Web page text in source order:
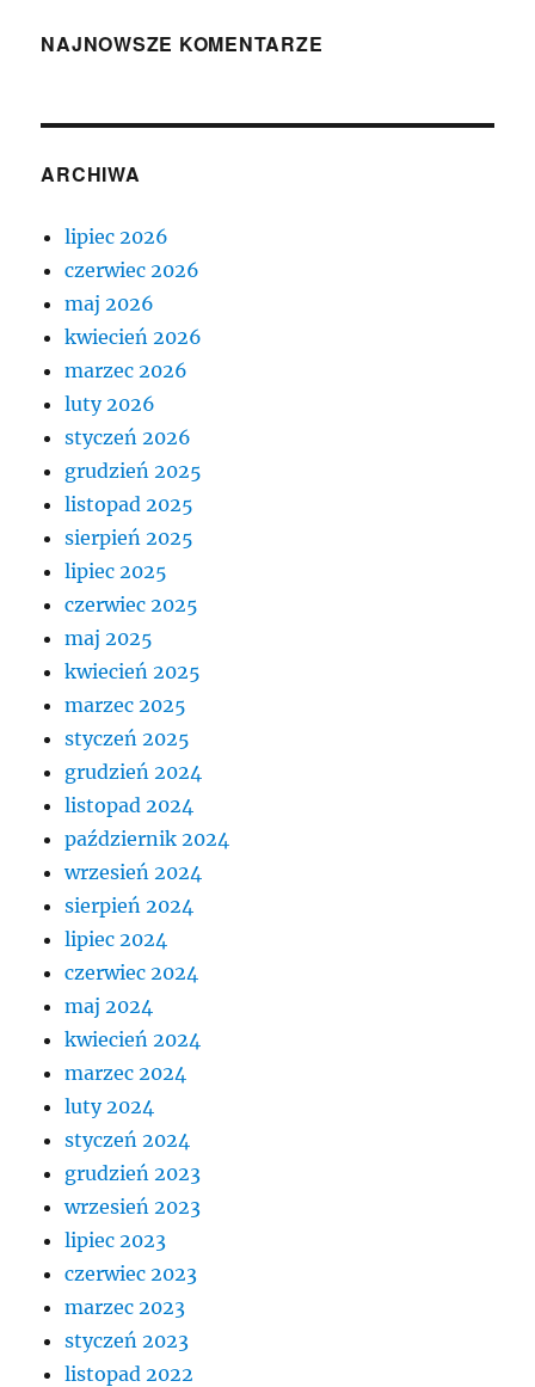
NAJNOWSZE KOMENTARZE
ARCHIWA
lipiec 2026
czerwiec 2026
maj 2026
kwiecień 2026
marzec 2026
luty 2026
styczeń 2026
grudzień 2025
listopad 2025
sierpień 2025
lipiec 2025
czerwiec 2025
maj 2025
kwiecień 2025
marzec 2025
styczeń 2025
grudzień 2024
listopad 2024
październik 2024
wrzesień 2024
sierpień 2024
lipiec 2024
czerwiec 2024
maj 2024
kwiecień 2024
marzec 2024
luty 2024
styczeń 2024
grudzień 2023
wrzesień 2023
lipiec 2023
czerwiec 2023
marzec 2023
styczeń 2023
listopad 2022